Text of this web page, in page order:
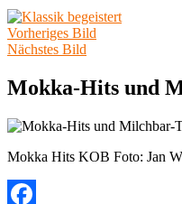
Vorheriges Bild
Nächstes Bild
Mokka-Hits und
Mokka Hits KOB Foto: Jan